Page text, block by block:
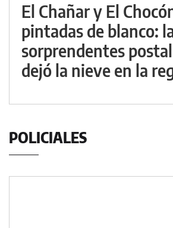
El Chañar y El
pintadas de blanco:
sorprendentes
dejó la nieve en la
POLICIALES